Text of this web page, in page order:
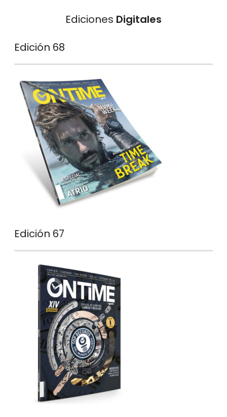
Ediciones Digitales
Edición 68
Edición 67